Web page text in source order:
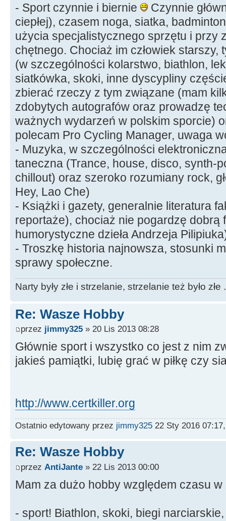
- Sport czynnie i biernie
Czynnie
ciepłej), czasem noga, siatka,
użycia specjalistycznego sprzętu i przy
chętnego. Chociaż im człowiek starszy,
(w szczególności kolarstwo, biathlon,
siatkówka, skoki, inne dyscypliny
zbierać rzeczy z tym związane (mam
zdobytych autografów oraz prowadzę
ważnych wydarzeń w polskim sporcie)
polecam Pro Cycling Manager, uwaga
- Muzyka, w szczególności
taneczna (Trance, house, disco, synth-
chillout) oraz szeroko rozumiany rock,
Hey, Lao Che)
- Książki i gazety, generalnie literatura
reportaże), chociaż nie pogardzę dobrą
humorystyczne dzieła Andrzeja
- Troszkę historia najnowsza, stosunki
sprawy społeczne.
Narty były złe i strzelanie, strzelanie też było złe
Re: Wasze Hobby
przez jimmy325 » 20 Lis 2013 08:28
Głównie sport i wszystko co jest z nim
jakieś pamiątki, lubię grać w piłkę czy
http://www.certkiller.org
Ostatnio edytowany przez jimmy325 22 Sty 2016
Re: Wasze Hobby
przez AntiJante » 22 Lis 2013 00:00
Mam za dużo hobby względem czasu w
- sport! Biathlon, skoki, biegi